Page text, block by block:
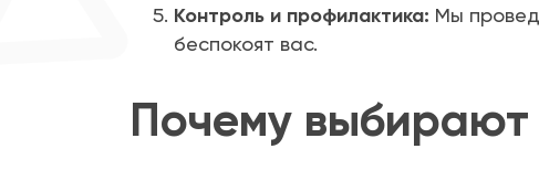
Контроль и профилактика: Мы
беспокоят вас.
Почему выбирают